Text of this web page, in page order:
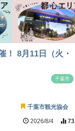
！ 8月11日（火・
千葉市
千葉市観光協会
2026/8/4 73